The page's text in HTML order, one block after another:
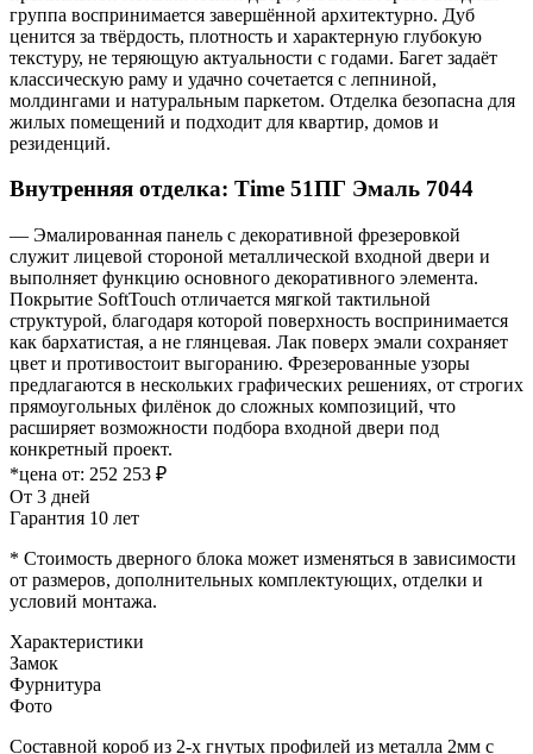
группа воспринимается завершённой архитектурно. Дуб
ценится за твёрдость, плотность и характерную глубокую
текстуру, не теряющую актуальности с годами. Багет задаёт
классическую раму и удачно сочетается с лепниной,
молдингами и натуральным паркетом. Отделка безопасна для
жилых помещений и подходит для квартир, домов и
резиденций.
Внутренняя отделка: Time 51ПГ Эмаль 7044
— Эмалированная панель с декоративной фрезеровкой
служит лицевой стороной металлической входной двери и
выполняет функцию основного декоративного элемента.
Покрытие SoftTouch отличается мягкой тактильной
структурой, благодаря которой поверхность воспринимается
как бархатистая, а не глянцевая. Лак поверх эмали сохраняет
цвет и противостоит выгоранию. Фрезерованные узоры
предлагаются в нескольких графических решениях, от строгих
прямоугольных филёнок до сложных композиций, что
расширяет возможности подбора входной двери под
конкретный проект.
*цена от: 252 253 ₽
От 3 дней
Гарантия 10 лет
* Стоимость дверного блока может изменяться в зависимости
от размеров, дополнительных комплектующих, отделки и
условий монтажа.
Характеристики
Замок
Фурнитура
Фото
Составной короб из 2-х гнутых профилей из металла 2мм с